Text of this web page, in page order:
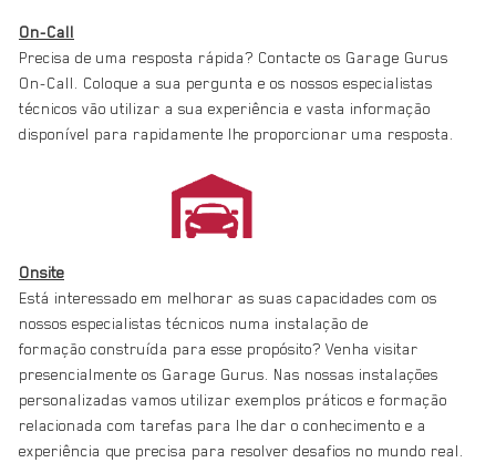
On-Call
Precisa de uma resposta rápida? Contacte os Garage Gurus
On-Call. Coloque a sua pergunta e os nossos especialistas
técnicos vão utilizar a sua experiência e vasta informação
disponível para rapidamente lhe proporcionar uma resposta.
Onsite
Está interessado em melhorar as suas capacidades com os
nossos especialistas técnicos numa instalação de
formação construída para esse propósito? Venha visitar
presencialmente os Garage Gurus. Nas nossas instalações
personalizadas vamos utilizar exemplos práticos e formação
relacionada com tarefas para lhe dar o conhecimento e a
experiência que precisa para resolver desafios no mundo real.